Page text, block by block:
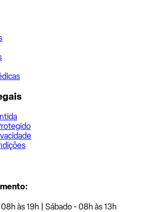
às 19h | Sábado - 08h às 13h